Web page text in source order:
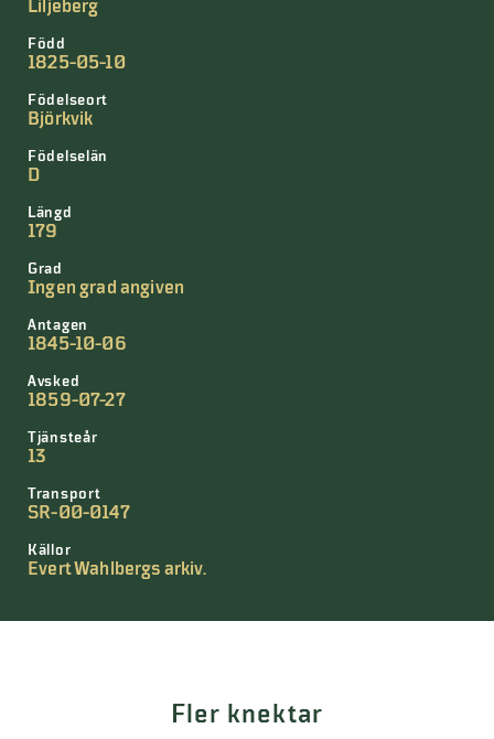
Liljeberg
Född
1825-05-10
Födelseort
Björkvik
Födelselän
D
Längd
179
Grad
Ingen grad angiven
Antagen
1845-10-06
Avsked
1859-07-27
Tjänsteår
13
Transport
SR-00-0147
Källor
Evert Wahlbergs arkiv.
Fler knektar